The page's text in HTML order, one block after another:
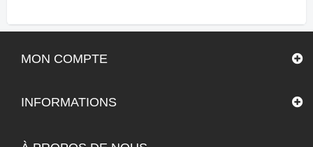
MON COMPTE
INFORMATIONS